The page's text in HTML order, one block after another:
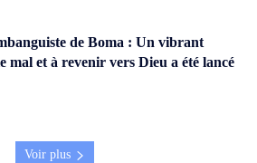
de Boma : Un vibrant
mal et à revenir vers Dieu a été lancé
Voir plus